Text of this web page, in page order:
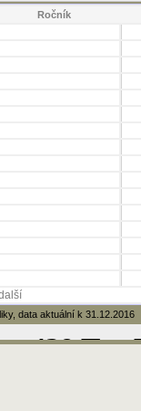
Ročník
data aktuální k 31.12.2016